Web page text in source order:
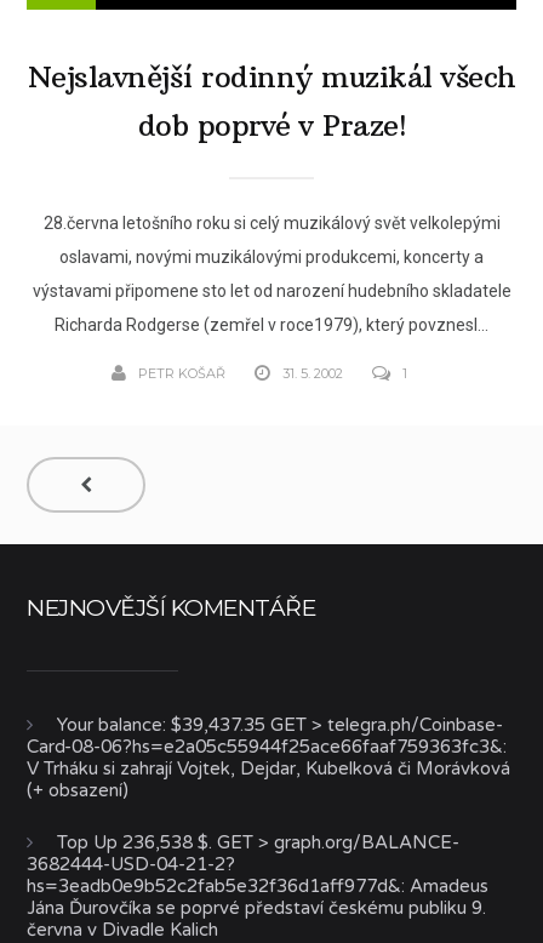
Nejslavnější rodinný muzikál všech
dob poprvé v Praze!
28.června letošního roku si celý muzikálový svět velkolepými
oslavami, novými muzikálovými produkcemi, koncerty a
výstavami připomene sto let od narození hudebního skladatele
Richarda Rodgerse (zemřel v roce1979), který povznesl...
PETR KOŠAŘ 31. 5. 2002 1
NEJNOVĚJŠÍ KOMENTÁŘE
Your balance: $39,437.35 GET > telegra.ph/Coinbase-
Card-08-06?hs=e2a05c55944f25ace66faaf759363fc3&:
V Trháku si zahrají Vojtek, Dejdar, Kubelková či Morávková
(+ obsazení)
Top Up 236,538 $. GET > graph.org/BALANCE-
3682444-USD-04-21-2?
hs=3eadb0e9b52c2fab5e32f36d1aff977d&:Amadeus
Jána Ďurovčíka se poprvé představí českému publiku 9.
června v Divadle Kalich